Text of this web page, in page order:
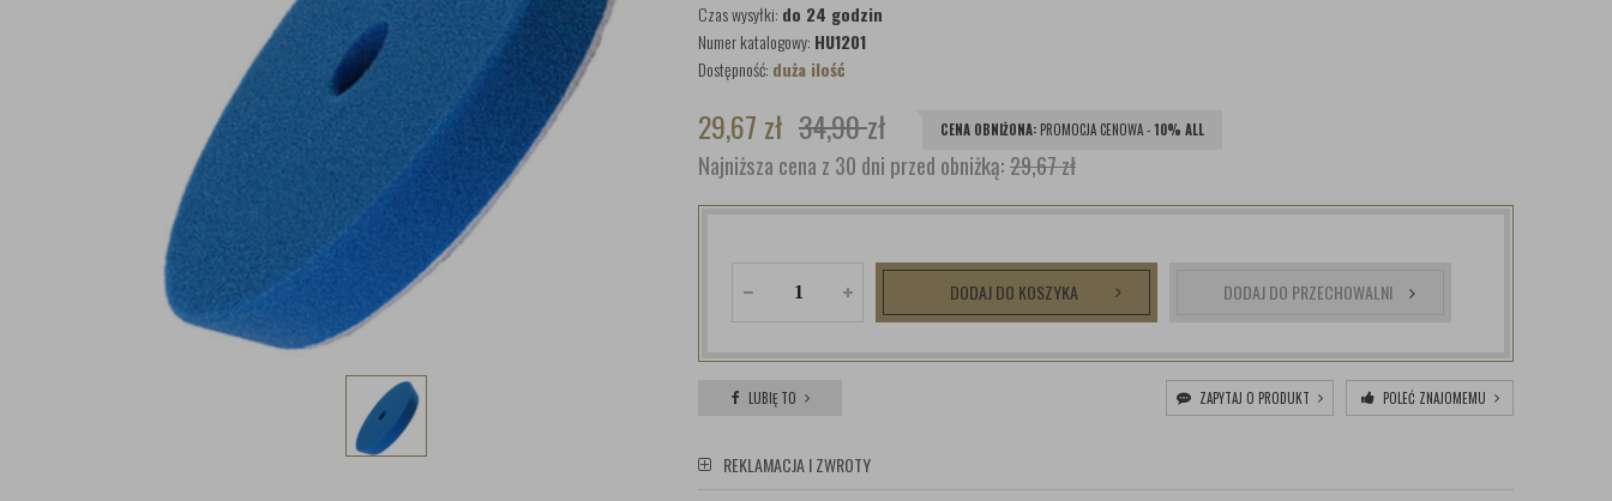
Czas wysyłki: do 24 godzin
Numer katalogowy: HU1201
Dostępność: duża ilość
29,67 zł 34,90zł CENA OBNIŻONA: PROMOCJA CENOWA -10% ALL
Najniższa cena z 30 dni przed obniżką:29,67 zł
DODAJ DO KOSZYKA DODAJ DO PRZECHOWALNI
LUBIĘ TO ZAPYTAJ O PRODUKT POLEĆ ZNAJOMEMU
REKLAMACJA I ZWROTY